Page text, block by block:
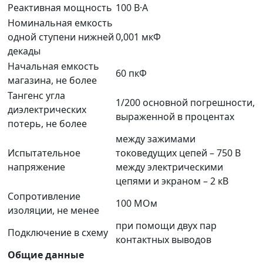
Реактивная мощность 100 В·А
Номинальная емкость
одной ступени нижней
декады
0,001 мкФ
Начальная емкость
магазина, не более
60 пкФ
Тангенс угла
диэлектрических
потерь, не более
1/200 основной погрешности,
выраженной в процентах
Испытательное
напряжение
между зажимами
токоведущих цепей – 750 В
между электрическими
цепями и экраном – 2 кВ
Сопротивление
изоляции, не менее
100 МОм
Подключение в схему
при помощи двух пар
контактных выводов
Общие данные